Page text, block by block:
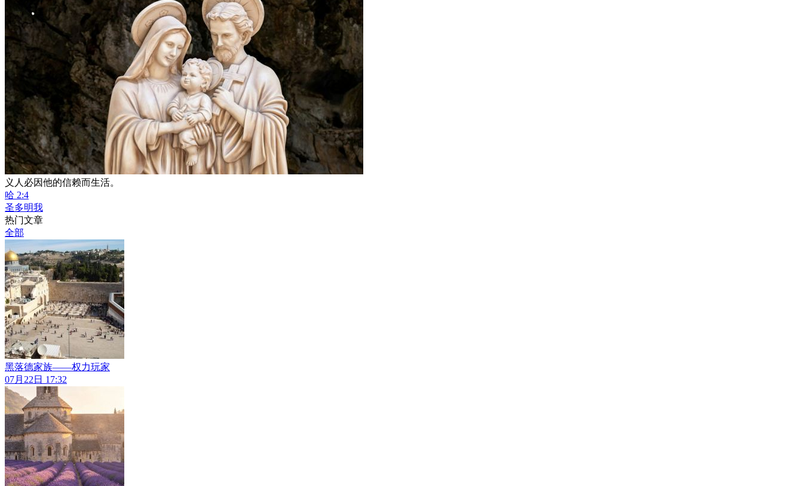
义人必因他的信赖而生活。
哈 2:4
圣多明我
热门文章
全部
黑落德家族——权力玩家
07月22日 17:32